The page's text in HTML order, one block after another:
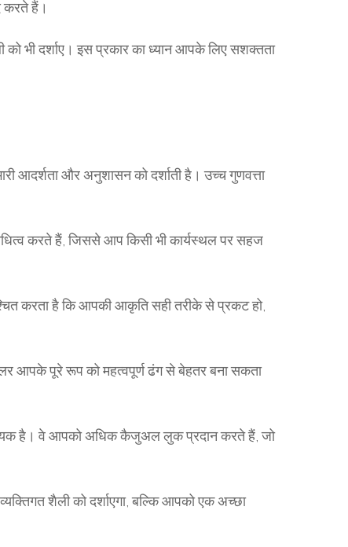
करते हैं।
भी दर्शाए। इस प्रकार का ध्यान आपके लिए सशक्तता
आदर्शता और अनुशासन को दर्शाती है। उच्च गुणवत्ता
करते हैं, जिससे आप किसी भी कार्यस्थल पर सहज
करता है कि आपकी आकृति सही तरीके से प्रकट हो,
आपके पूरे रूप को महत्वपूर्ण ढंग से बेहतर बना सकता
है। वे आपको अधिक कैजुअल लुक प्रदान करते हैं, जो
शैली को दर्शाएगा, बल्कि आपको एक अच्छा